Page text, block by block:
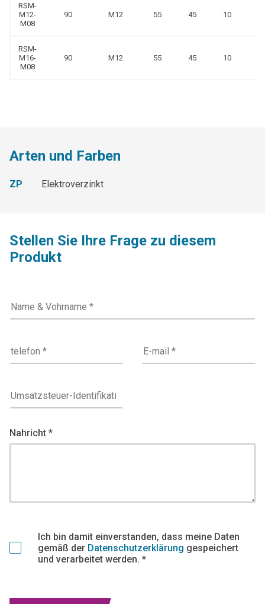
RSM-
M12-
M08
90 M12 55 45 10
RSM-
M16-
M08
90 M12 55 45 10
Arten und Farben
ZP Elektroverzinkt
Stellen Sie Ihre Frage zu diesem
Produkt
Nahricht *
Ich bin damit einverstanden, dass meine Daten
gemäß der Datenschutzerklärung gespeichert
und verarbeitet werden. *